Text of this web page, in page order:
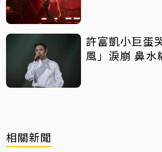
許富凱小巨蛋
風」淚崩 鼻水
相關新聞